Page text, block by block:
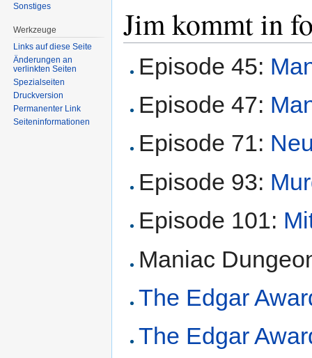
Jim kommt in
Episode 45:
Episode 47:
Episode 71:
Episode 93:
Episode 101:
Maniac
The Edgar
The Edgar
Sonstiges
Werkzeuge
Links auf diese Seite
Änderungen an
verlinkten Seiten
Spezialseiten
Druckversion
Permanenter Link
Seiten­informationen